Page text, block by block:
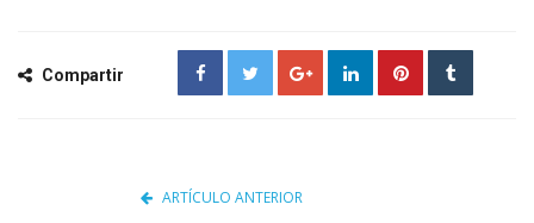
Compartir
ARTÍCULO ANTERIOR